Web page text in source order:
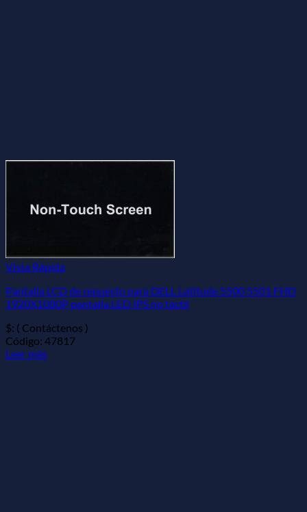
Vista Rápida
Pantalla LCD de repuesto para DELL Latitude 5500 5501 FHD
1920X1080P pantalla LED IPS no táctil
$: ( Contáctenos )
Código: 47817
Leer más